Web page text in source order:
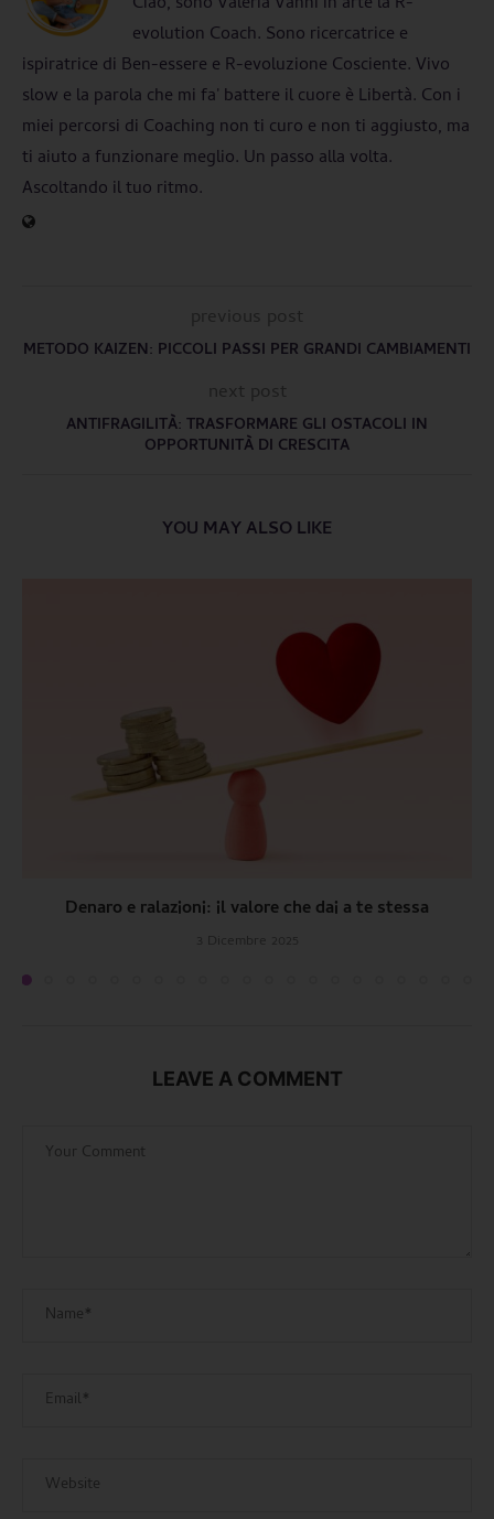
evolution Coach. Sono ricercatrice e
ispiratrice di Ben-essere e R-evoluzione Cosciente. Vivo
slow e la parola che mi fa' battere il cuore è Libertà. Con i
miei percorsi di Coaching non ti curo e non ti aggiusto, ma
ti aiuto a funzionare meglio. Un passo alla volta.
Ascoltando il tuo ritmo.
previous post
METODO KAIZEN: PICCOLI PASSI PER GRANDI CAMBIAMENTI
next post
ANTIFRAGILITÀ: TRASFORMARE GLI OSTACOLI IN
OPPORTUNITÀ DI CRESCITA
YOU MAY ALSO LIKE
Denaro e ralazioni: il valore che dai a te stessa
3 Dicembre 2025
LEAVE A COMMENT